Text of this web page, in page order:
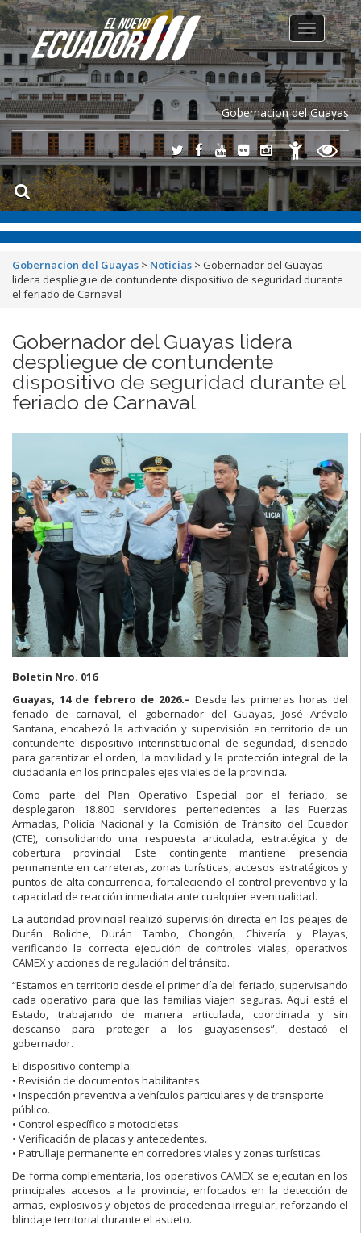
Gobernacion del Guayas
Toggle
navigation
Gobernacion del Guayas > Noticias > Gobernador del Guayas
lidera despliegue de contundente dispositivo de seguridad durante
el feriado de Carnaval
Gobernador del Guayas lidera
despliegue de contundente
dispositivo de seguridad durante el
feriado de Carnaval
Boletìn Nro. 016
Guayas, 14 de febrero de 2026.– Desde las primeras horas del
feriado de carnaval, el gobernador del Guayas, José Arévalo
Santana, encabezó la activación y supervisión en territorio de un
contundente dispositivo interinstitucional de seguridad, diseñado
para garantizar el orden, la movilidad y la protección integral de la
ciudadanía en los principales ejes viales de la provincia.
Como parte del Plan Operativo Especial por el feriado, se
desplegaron 18.800 servidores pertenecientes a las Fuerzas
Armadas, Policía Nacional y la Comisión de Tránsito del Ecuador
(CTE), consolidando una respuesta articulada, estratégica y de
cobertura provincial. Este contingente mantiene presencia
permanente en carreteras, zonas turísticas, accesos estratégicos y
puntos de alta concurrencia, fortaleciendo el control preventivo y la
capacidad de reacción inmediata ante cualquier eventualidad.
La autoridad provincial realizó supervisión directa en los peajes de
Durán Boliche, Durán Tambo, Chongón, Chivería y Playas,
verificando la correcta ejecución de controles viales, operativos
CAMEX y acciones de regulación del tránsito.
“Estamos en territorio desde el primer día del feriado, supervisando
cada operativo para que las familias viajen seguras. Aquí está el
Estado, trabajando de manera articulada, coordinada y sin
descanso para proteger a los guayasenses”, destacó el
gobernador.
El dispositivo contempla:
• Revisión de documentos habilitantes.
• Inspección preventiva a vehículos particulares y de transporte
público.
• Control específico a motocicletas.
• Verificación de placas y antecedentes.
• Patrullaje permanente en corredores viales y zonas turísticas.
De forma complementaria, los operativos CAMEX se ejecutan en los
principales accesos a la provincia, enfocados en la detección de
armas, explosivos y objetos de procedencia irregular, reforzando el
blindaje territorial durante el asueto.